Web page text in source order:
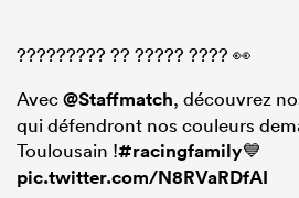
????????? ?? ????? ???? 👀
Avec@Staffmatch, découvrez
qui défendront nos couleurs
Toulousain !#racingfamily💙
pic.twitter.com/N8RVaRDfAI